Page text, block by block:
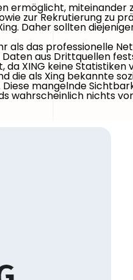
miteinander
zur Rekrutierung zu
Daher sollten
das professionelle
aus Drittquellen
da XING keine
als Xing bekannte
mangelnde
nichts